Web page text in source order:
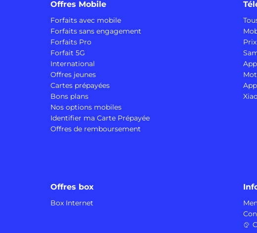
Offres Mobile
Forfaits avec mobile
Forfaits sans engagement
Forfaits Pro
Forfait 5G
International
Offres jeunes
Cartes prépayées
Bons plans
Nos options mobiles
Identifier ma Carte Prépayée
Offres de remboursement
Offres box
Box Internet